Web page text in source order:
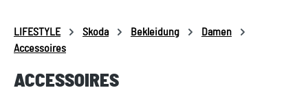
LIFESTYLE Skoda Bekleidung
Damen
Accessoires
ACCESSOIRES